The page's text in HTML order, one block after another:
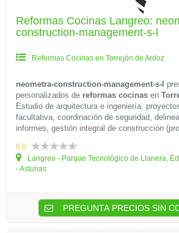
Reformas Cocinas Langreo:
construction-management-s-l
Reformas Cocinas en Torrejón de Ardoz
neometra-construction-management-s-l
personalizados de reformas cocinas en
Estudio de arquitectura e ingeniería.
facultativa, coordinación de seguridad,
informes, gestión integral de construcción
0.0
Langreo - Parque Tecnológico de Llanera,
- Asturias
PREGUNTA PRECIOS SIN